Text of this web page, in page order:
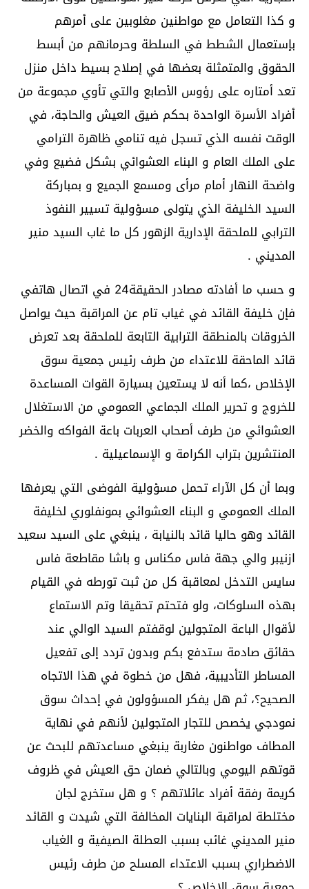
و كذا التعامل مع مواطنين مغلوبين على أمرهم
بإستعمال الشطط في السلطة وحرمانهم من أبسط
الحقوق والمتمثلة بعضها في إصلاح بسيط داخل منزل
تعد أمتاره على رؤوس الأصابع والتي تأوي مجموعة من
أفراد الأسرة الواحدة بحكم ضيق العيش والحاجة، في
الوقت نفسه الذي تسجل فيه تنامي ظاهرة الترامي
على الملك العام و البناء العشوائي بشكل فضيع وفي
واضحة النهار أمام مرأى ومسمع الجميع و بمباركة
السيد الخليفة الذي يتولى مسؤولية تسيير النفوذ
الترابي للملحقة الإدارية الزهور كل ما غاب السيد منير
المديني .
و حسب ما أفادته مصادر الحقيقة24 في اتصال هاتفي
فإن خليفة القائد في غياب تام عن المراقبة حيث يواصل
الخروقات بالمنطقة الترابية التابعة للملحقة بعد تعرض
قائد الماحقة للاعتداء من طرف رئيس جمعية سوق
الإخلاص ،كما أنه لا يستعين بسيارة القوات المساعدة
للخروج و تحرير الملك الجماعي العمومي من الاستغلال
العشوائي من طرف أصحاب العربات باعة الفواكه والخضر
المنتشرين بتراب الكرامة و الإسماعيلية .
وبما أن كل الآراء تحمل مسؤولية الفوضى التي يعرفها
الملك العمومي و البناء العشوائي بمونفلوري لخليفة
القائد وهو حاليا قائد بالنيابة ، ينبغي على السيد سعيد
ازنيبر والي جهة فاس مكناس و باشا مقاطعة فاس
سايس التدخل لمعاقبة كل من ثبت تورطه في القيام
بهذه السلوكات، ولو فتحتم تحقيقا وتم الاستماع
لأقوال الباعة المتجولين لوقفتم السيد الوالي عند
حقائق صادمة ستدفع بكم وبدون تردد إلى تفعيل
المساطر التأديبية، فهل من خطوة في هذا الاتجاه
الصحيح؟، ثم هل يفكر المسؤولون في إحداث سوق
نمودجي يخصص للتجار المتجولين لأنهم في نهاية
المطاف مواطنون مغاربة ينبغي مساعدتهم للبحث عن
قوتهم اليومي وبالتالي ضمان حق العيش في ظروف
كريمة رفقة أفراد عائلاتهم ؟ و هل ستخرج لجان
مختلطة لمراقبة البنايات المخالفة التي شيدت و القائد
منير المديني غائب بسبب العطلة الصيفية و الغياب
الاضطراري بسبب الاعتداء المسلح من طرف رئيس